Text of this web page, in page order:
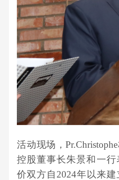
活动现场 ，
控股董事长朱景和一行
价双方自 2024年以来